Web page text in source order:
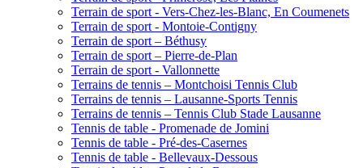
Terrain de sport - Vers-Chez-les-Blanc, En Coumenets
Terrain de sport - Montoie-Contigny
Terrain de sport – Béthusy
Terrain de sport – Pierre-de-Plan
Terrain de sport - Vallonnette
Terrains de tennis – Montchoisi Tennis Club
Terrains de tennis – Lausanne-Sports Tennis
Terrains de tennis – Tennis Club Stade Lausanne
Tennis de table - Promenade de Jomini
Tennis de table - Pré-des-Casernes
Tennis de table - Bellevaux-Dessous